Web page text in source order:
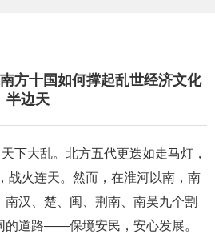
方十国如何撑起乱世经济文化
半边天
下大乱。北方五代更迭如走马灯，
战火连天。然而，在淮河以南，南
南汉、楚、闽、荆南、南吴九个割
的道路——保境安民，安心发展。